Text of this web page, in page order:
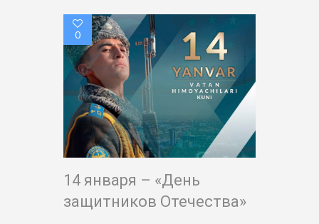
0
14 января – «День
защитников Отечества»